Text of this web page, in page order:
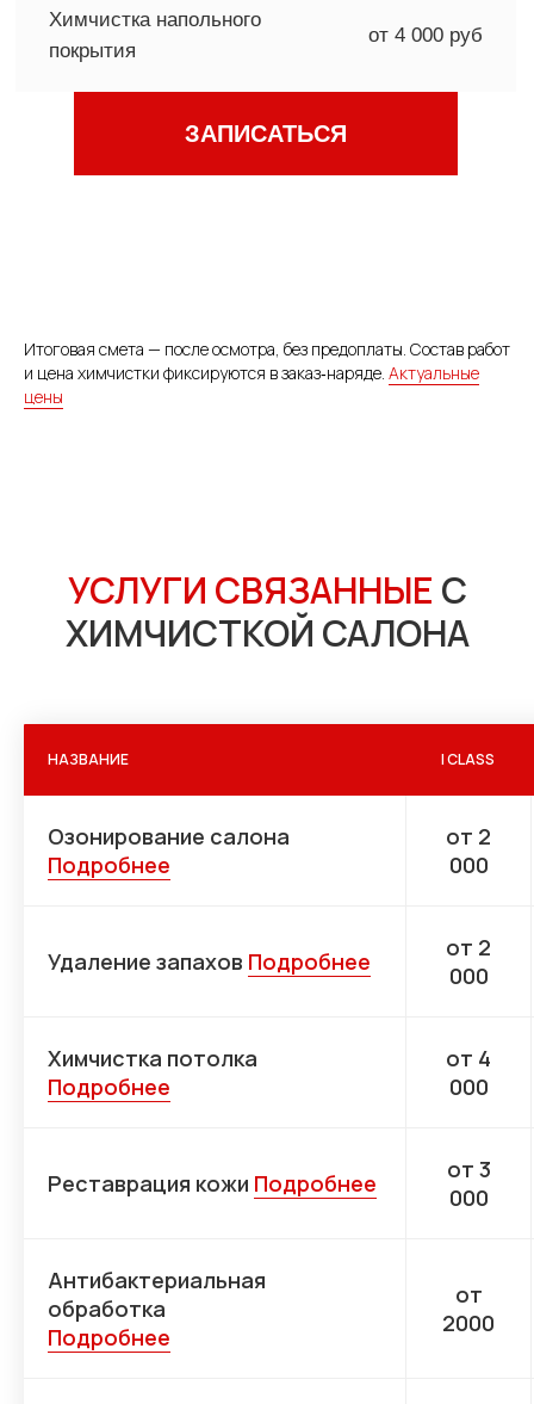
Итоговая смета — после осмотра, без предоплаты. Состав работ
и цена химчистки фиксируются в заказ‑наряде. Актуальные
цены
УСЛУГИ СВЯЗАННЫЕ С
ХИМЧИСТКОЙ САЛОНА
НАЗВАНИЕ I CLASS
Озонирование салона
Подробнее
от 2
000
Удаление запахов Подробнее
от 2
000
Химчистка потолка
Подробнее
от 4
000
Реставрация кожи Подробнее
от 3
000
Антибактериальная
обработка
Подробнее
от
2000